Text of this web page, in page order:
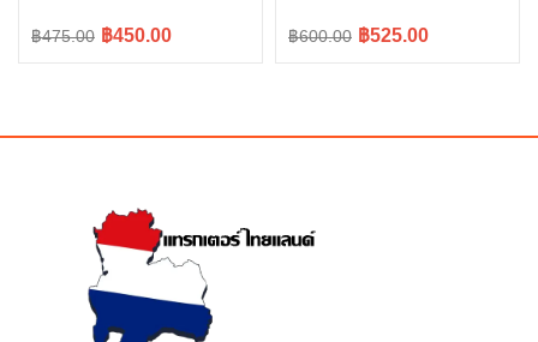
฿475.00
Original ฿450.00
Current
฿600.00
Original ฿525.00
Current